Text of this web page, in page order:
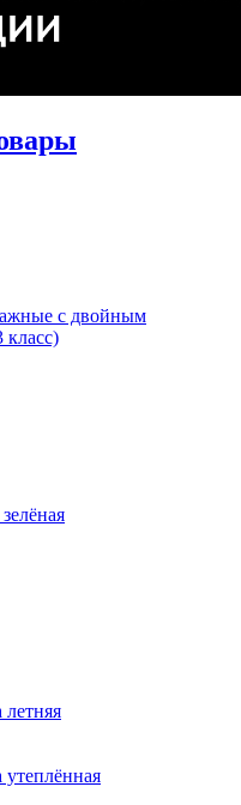
с двойным
класс)
летняя
утеплённая